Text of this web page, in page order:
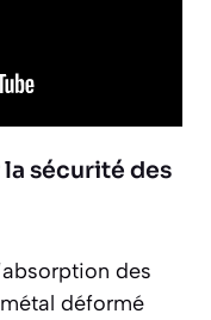
sécurité des
des
déformé